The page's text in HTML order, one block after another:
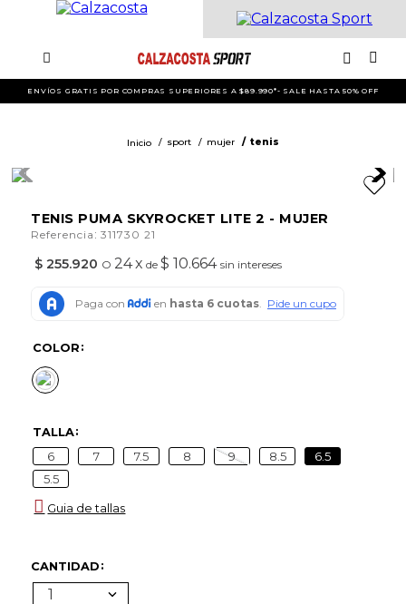
ENVÍOS GRATIS POR COMPRAS SUPERIORES A $89.990*- SALE HASTA 50% OFF
sport mujer tenis
TENIS PUMA SKYROCKET LITE 2 - MUJER
Referencia :311730 21
$ 255.920 O 24x de$ 10.664 sin intereses
COLOR
TALLA
6 7 7.5 8 9 8.5
6.5
5.5
Guia de tallas
CANTIDAD
1